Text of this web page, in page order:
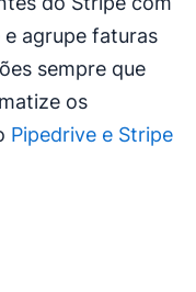
e agrupe faturas
sempre que
os
Pipedrive e Stripe